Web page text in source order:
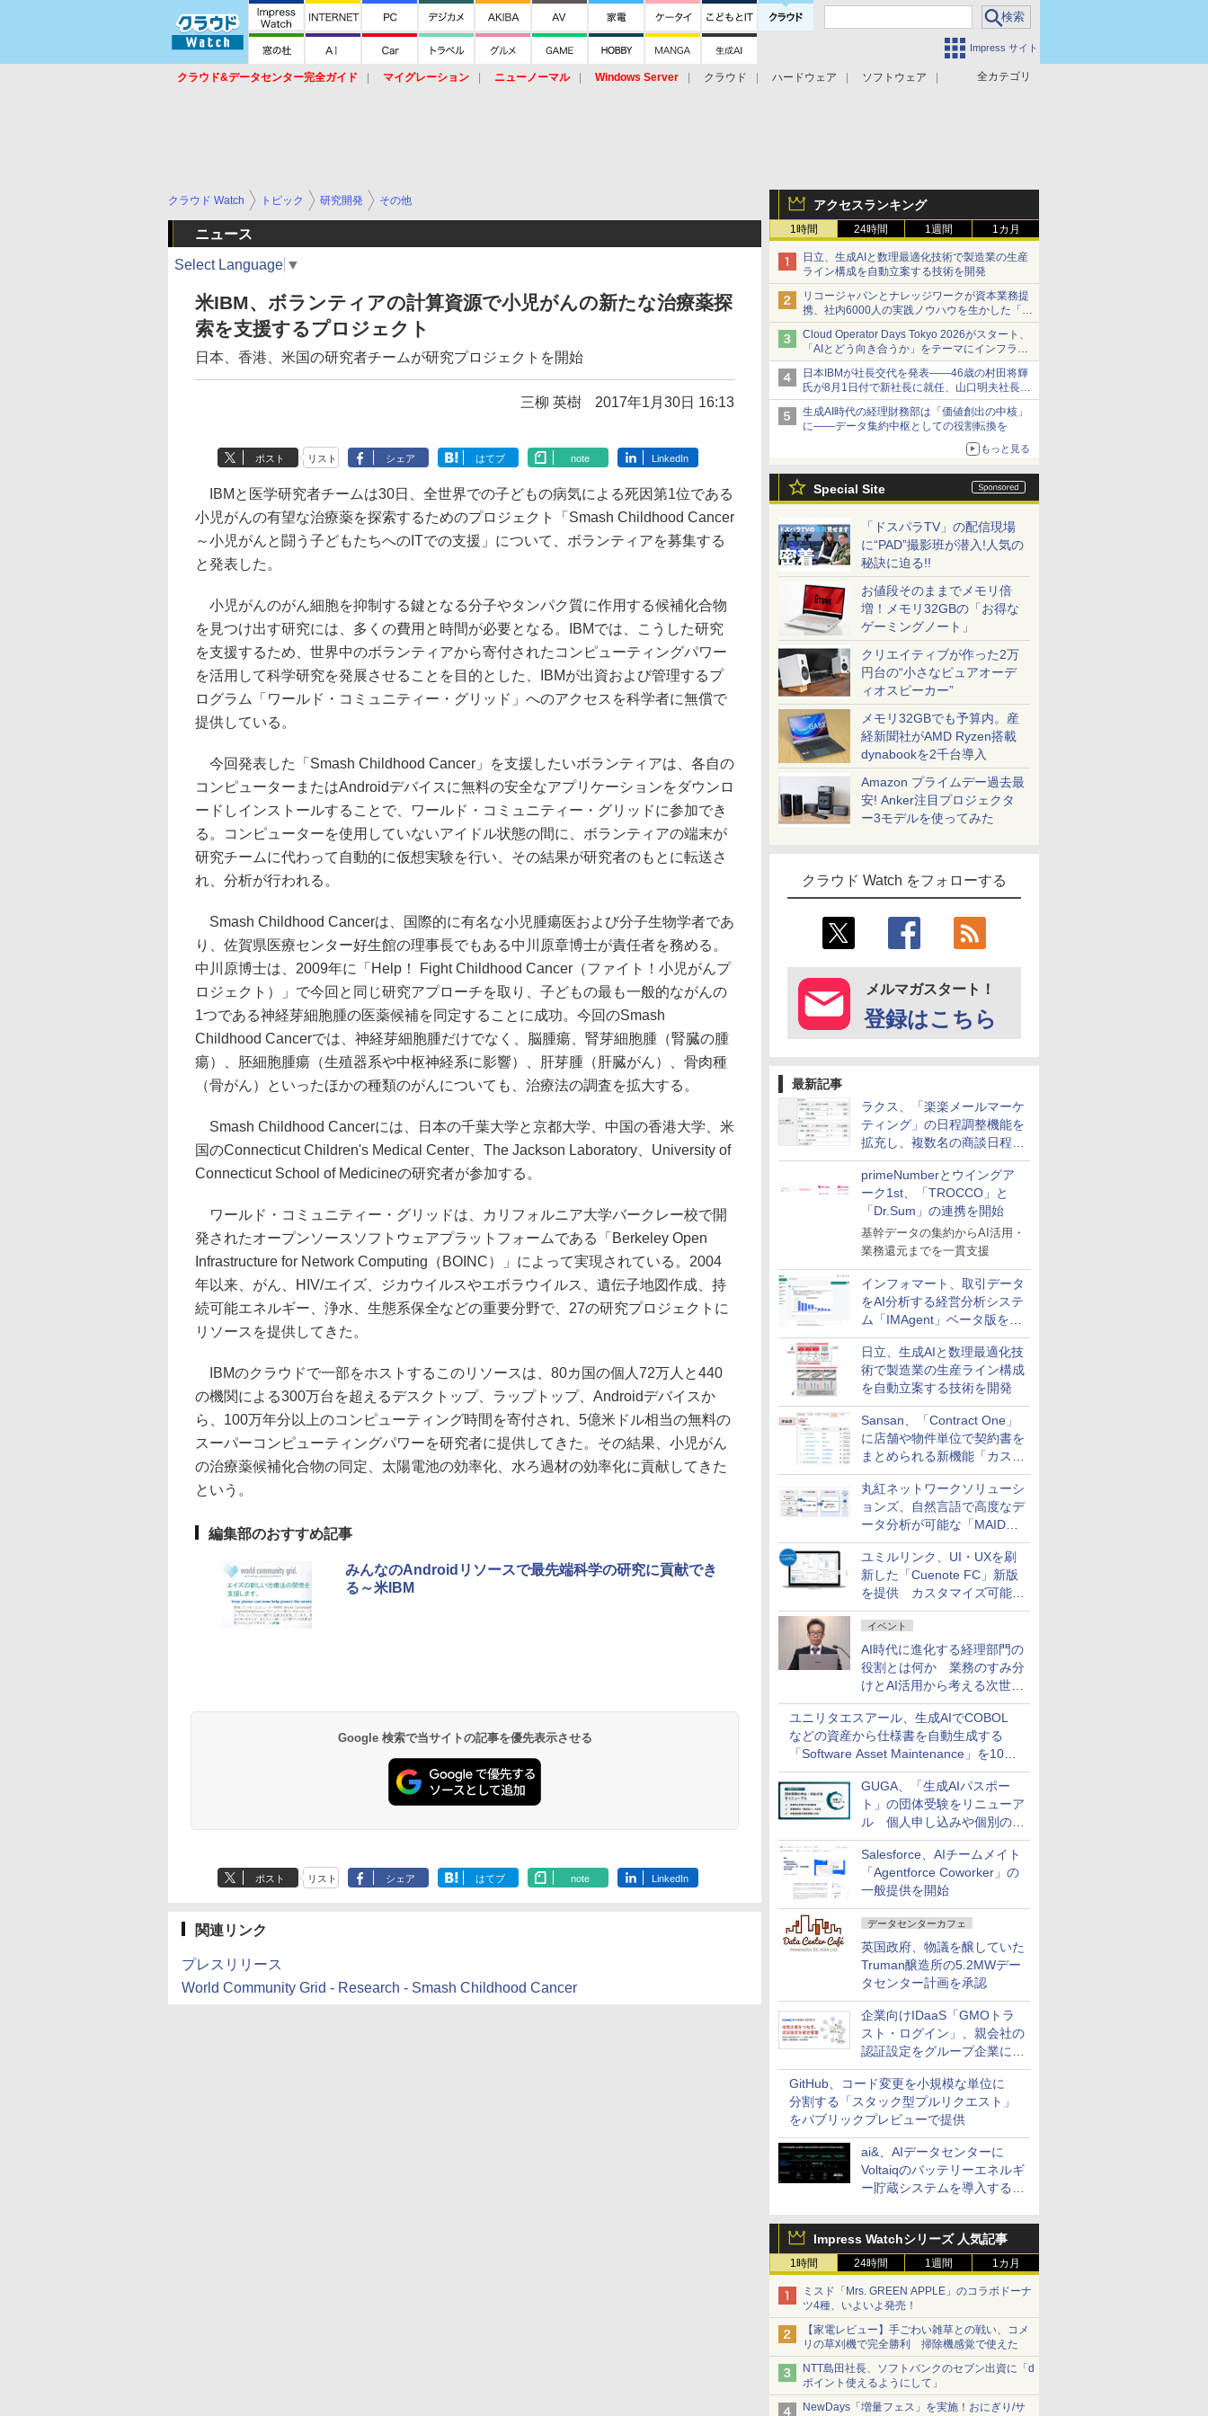
Impress サイト
全カテゴリ
クラウド&データセンター完全ガイド マイグレーション ニューノーマル Windows Server クラウド ハードウェア
ソフトウェア
アクセスランキング
1時間 24時間 1週間 1カ月
日立、生成AIと数理最適化技術で製造業の生産
ライン構成を自動立案する技術を開発
リコージャパンとナレッジワークが資本業務提
携、社内6000人の実践ノウハウを生かした「AI
商談記録 for RICOH」を展開へ
Cloud Operator Days Tokyo 2026がスタート、
「AIとどう向き合うか」をテーマにインフラ運
用の知見を集約
日本IBMが社長交代を発表――46歳の村田将輝
氏が8月1日付で新社長に就任、山口明夫社長は
会長へ
生成AI時代の経理財務部は「価値創出の中核」
に――データ集約中枢としての役割転換を
もっと見る
Special Site
「ドスパラTV」の配信現場
に“PAD”撮影班が潜入!人気の
秘訣に迫る!!
お値段そのままでメモリ倍
増！メモリ32GBの「お得な
ゲーミングノート」
クリエイティブが作った2万
円台の“小さなピュアオーデ
ィオスピーカー”
メモリ32GBでも予算内。産
経新聞社がAMD Ryzen搭載
dynabookを2千台導入
Amazon プライムデー過去最
安! Anker注目プロジェクタ
ー3モデルを使ってみた
クラウド Watch をフォローする
メルマガスタート！
登録はこちら
最新記事
ラクス、「楽楽メールマーケ
ティング」の日程調整機能を
拡充し、複数名の商談日程調
整を効率化
primeNumberとウイングア
ーク1st、「TROCCO」と
「Dr.Sum」の連携を開始
基幹データの集約からAI活用・
業務還元までを一貫支援
インフォマート、取引データ
をAI分析する経営分析システ
ム「IMAgent」ベータ版を提
供
日立、生成AIと数理最適化技
術で製造業の生産ライン構成
を自動立案する技術を開発
Sansan、「Contract One」
に店舗や物件単位で契約書を
まとめられる新機能「カスタ
ム契約ツリー」を追加
丸紅ネットワークソリューシ
ョンズ、自然言語で高度なデ
ータ分析が可能な「MAIDOA
AI ASSIST」を9月より提供
ユミルリンク、UI・UXを刷
新した「Cuenote FC」新版
を提供 カスタマイズ可能な
ダッシュボード画面を搭載
イベント
AI時代に進化する経理部門の
役割とは何か 業務のすみ分
けとAI活用から考える次世代
ファイナンス戦略
ユニリタエスアール、生成AIでCOBOL
などの資産から仕様書を自動生成する
「Software Asset Maintenance」を10月
に発売
GUGA、「生成AIパスポー
ト」の団体受験をリニューア
ル 個人申し込みや個別の支
払いなどに対応
Salesforce、AIチームメイト
「Agentforce Coworker」の
一般提供を開始
データセンターカフェ
英国政府、物議を醸していた
Truman醸造所の5.2MWデー
タセンター計画を承認
企業向けIDaaS「GMOトラ
スト・ログイン」、親会社の
認証設定をグループ企業に展
開できる新機能を提供
GitHub、コード変更を小規模な単位に
分割する「スタック型プルリクエスト」
をパブリックプレビューで提供
ai&、AIデータセンターに
Voltaiqのバッテリーエネルギ
ー貯蔵システムを導入する計
Impress Watchシリーズ 人気記事
1時間 24時間 1週間 1カ月
ミスド「Mrs. GREEN APPLE」のコラボドーナ
ツ4種、いよいよ発売！
【家電レビュー】手ごわい雑草との戦い、コメ
リの草刈機で完全勝利 掃除機感覚で使えた
NTT島田社長、ソフトバンクのセブン出資に「d
ポイント使えるようにして」
NewDays「増量フェス」を実施！おにぎり/サ
クラウド Watch トピック 研究開発 その他
ニュース
Select Language ▼
米IBM、ボランティアの計算資源で小児がんの新たな治療薬探
索を支援するプロジェクト
日本、香港、米国の研究者チームが研究プロジェクトを開始
三柳 英樹 2017年1月30日 16:13
ポスト リスト シェア はてブ note LinkedIn
IBMと医学研究者チームは30日、全世界での子どもの病気による死因第1位である
小児がんの有望な治療薬を探索するためのプロジェクト「Smash Childhood Cancer
～小児がんと闘う子どもたちへのITでの支援」について、ボランティアを募集する
と発表した。
小児がんのがん細胞を抑制する鍵となる分子やタンパク質に作用する候補化合物
を見つけ出す研究には、多くの費用と時間が必要となる。IBMでは、こうした研究
を支援するため、世界中のボランティアから寄付されたコンピューティングパワー
を活用して科学研究を発展させることを目的とした、IBMが出資および管理するプ
ログラム「ワールド・コミュニティー・グリッド」へのアクセスを科学者に無償で
提供している。
今回発表した「Smash Childhood Cancer」を支援したいボランティアは、各自の
コンピューターまたはAndroidデバイスに無料の安全なアプリケーションをダウンロ
ードしインストールすることで、ワールド・コミュニティー・グリッドに参加でき
る。コンピューターを使用していないアイドル状態の間に、ボランティアの端末が
研究チームに代わって自動的に仮想実験を行い、その結果が研究者のもとに転送さ
れ、分析が行われる。
Smash Childhood Cancerは、国際的に有名な小児腫瘍医および分子生物学者であ
り、佐賀県医療センター好生館の理事長でもある中川原章博士が責任者を務める。
中川原博士は、2009年に「Help！ Fight Childhood Cancer（ファイト！小児がんプ
ロジェクト）」で今回と同じ研究アプローチを取り、子どもの最も一般的ながんの
1つである神経芽細胞腫の医薬候補を同定することに成功。今回のSmash
Childhood Cancerでは、神経芽細胞腫だけでなく、脳腫瘍、腎芽細胞腫（腎臓の腫
瘍）、胚細胞腫瘍（生殖器系や中枢神経系に影響）、肝芽腫（肝臓がん）、骨肉種
（骨がん）といったほかの種類のがんについても、治療法の調査を拡大する。
Smash Childhood Cancerには、日本の千葉大学と京都大学、中国の香港大学、米
国のConnecticut Children's Medical Center、The Jackson Laboratory、University of
Connecticut School of Medicineの研究者が参加する。
ワールド・コミュニティー・グリッドは、カリフォルニア大学バークレー校で開
発されたオープンソースソフトウェアプラットフォームである「Berkeley Open
Infrastructure for Network Computing（BOINC）」によって実現されている。2004
年以来、がん、HIV/エイズ、ジカウイルスやエボラウイルス、遺伝子地図作成、持
続可能エネルギー、浄水、生態系保全などの重要分野で、27の研究プロジェクトに
リソースを提供してきた。
IBMのクラウドで一部をホストするこのリソースは、80カ国の個人72万人と440
の機関による300万台を超えるデスクトップ、ラップトップ、Androidデバイスか
ら、100万年分以上のコンピューティング時間を寄付され、5億米ドル相当の無料の
スーパーコンピューティングパワーを研究者に提供してきた。その結果、小児がん
の治療薬候補化合物の同定、太陽電池の効率化、水ろ過材の効率化に貢献してきた
という。
編集部のおすすめ記事
みんなのAndroidリソースで最先端科学の研究に貢献でき
る～米IBM
Google 検索で当サイトの記事を優先表示させる
ポスト リスト シェア はてブ note LinkedIn
関連リンク
プレスリリース
World Community Grid - Research - Smash Childhood Cancer